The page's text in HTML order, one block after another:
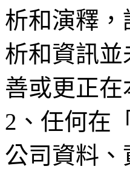
析和演釋
析和資訊
善或更正
2、任何在
公司資料